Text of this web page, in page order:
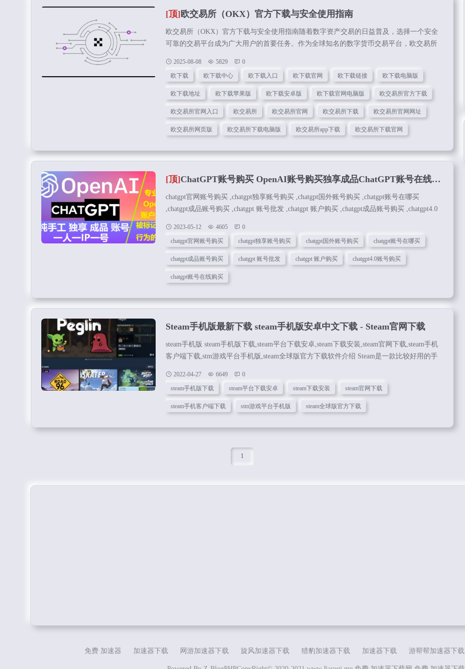
[顶] 欧交易所（OKX）官方下载与安全使用指南
欧交易所（OKX）官方下载与安全使用指南随着数字资产交易的日益普及，选择一个安全
可靠的交易平台成为广大用户的首要任务。作为全球知名的数字货币交易平台，欧交易所
版安装包，助您轻松管理数字资产。了解欧交易所安全吗及转到Web3钱包操作指南。 安卓
立即下载 苹果注册下载一、欧下载中心及官方下载入口想要体验欧交易所的专业交易服
务，首先需要从正规渠道进行下载。...
2025-08-08 5829
0
欧下载
欧下载中心 欧下载入口 欧下载官网 欧下载链接 欧下载电脑版
欧下载地址 欧下载苹果版 欧下载安卓版 欧下载官网电脑版 欧交易所官方下载
欧交易所官网入口 欧交易所 欧交易所官网 欧交易所下载 欧交易所官网网址
欧交易所网页版 欧交易所下载电脑版 欧交易所app下载 欧交易所下载官网
[顶]ChatGPT账号购买 OpenAI账号购买独享成品ChatGPT账号在线购买
chatgpt官网账号购买 ,chatgpt独享账号购买 ,chatgpt国外账号购买 ,chatgpt账号在哪买
,chatgpt成品账号购买 ,chatgpt 账号批发 ,chatgpt 账户购买 ,chatgpt成品账号购买 ,chatgpt4.0
各种不同的功能，如社交技能，语言翻译，知识查询和娱乐等。用户可以通过文...
2023-05-12 4605
0
chatgpt官网账号购买
chatgpt独享账号购买 chatgpt国外账号购买 chatgpt账号在哪买
chatgpt成品账号购买 chatgpt 账号批发 chatgpt 账户购买 chatgpt4.0账号购买
chatgpt账号在线购买
Steam手机版最新下载 steam手机版安卓中文下载 - Steam官网下载
steam手机版 steam手机版下载,steam平台下载安卓,steam下载安装,steam官网下载,steam手机
客户端下载,stm游戏平台手机版,steam全球版官方下载软件介绍 Steam是一款比较好用的手
卖，确保你的库存安全。 2、能够和你的好友进行互动聊天。 3、还能够选择产品，自由的
进行选择购买。 Ste...
2022-04-27 6649
0
steam手机版下载
steam平台下载安卓 steam下载安装 steam官网下载
steam手机客户端下载 stm游戏平台手机版 steam全球版官方下载
1
免费 加速器 加速器下载 网游加速器下载 旋风加速器下载 猎豹加速器下载 加速器下载 游帮帮加速器下载